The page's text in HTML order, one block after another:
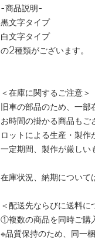
-商品説明-
黒文字タイプ
白文字タイプ
の2種類がございます。
＜在庫に関するご注意＞
旧車の部品のため、一
お時間の掛かる商品もご
ロットによる生産・製作
一定期間、製作が厳しい
在庫状況、納期について
＜配送先ならびに送料に
①複数の商品を同時ご購
※品質保持のため、同一